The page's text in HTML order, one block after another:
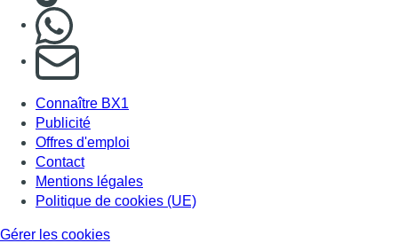
S'abonner à notre newsletter
Connaître BX1
Publicité
Offres d'emploi
Contact
Mentions légales
Politique de cookies (UE)
Gérer les cookies